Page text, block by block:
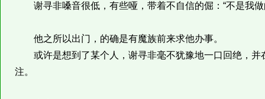
谢寻非嗓音很低，有些哑，带着不自信的倔：“不是我做
他之所以出门，的确是有魔族前来求他办事。
或许是想到了某个人，谢寻非毫不犹豫地一口回绝，并
注。